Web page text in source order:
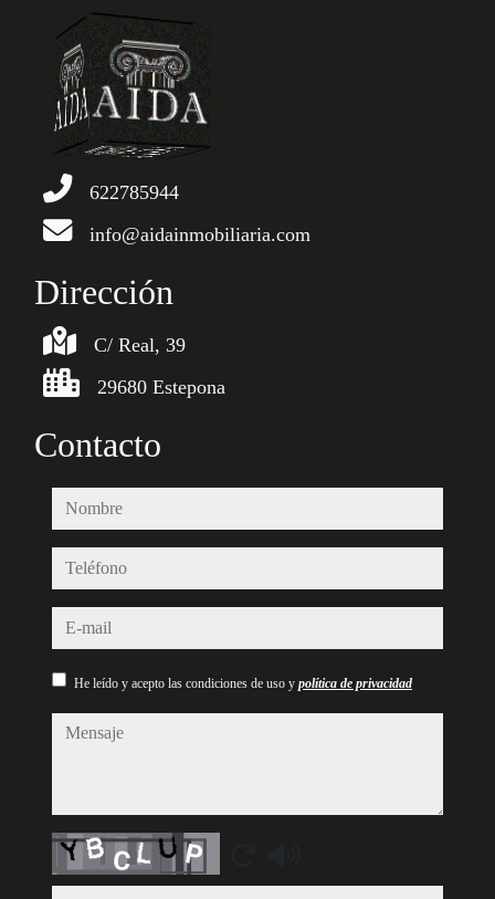
622785944
info@aidainmobiliaria.com
Dirección
C/ Real, 39
29680 Estepona
Contacto
nombre
teléfono
e-mail
He leído y acepto las condiciones de uso y política de privacidad
mensaje
Captcha